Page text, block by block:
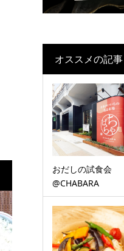
オススメの記事
おだしの試食会
@CHABARA